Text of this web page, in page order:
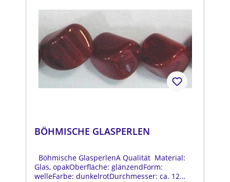
BÖHMISCHE GLASPERLEN
Böhmische GlasperlenA Qualität Material:
Glas, opakOberfläche: glänzendForm:
welleFarbe: dunkelrotDurchmesser: ca. 12